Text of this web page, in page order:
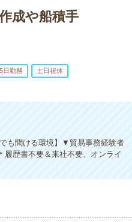
成や船積手
日勤務 土日祝休
も聞ける環境】▼貿易事務経験者
歴書不要＆来社不要、オンライ